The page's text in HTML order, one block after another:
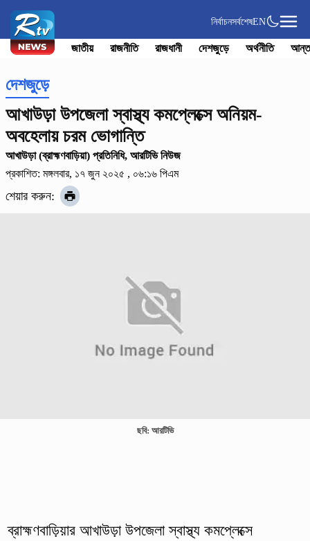
নির্বাচনসর্বশেষEN
জাতীয় রাজনীতি রাজধানী দেশজুড়ে অর্থনীতি
দেশজুড়ে
আখাউড়া উপজেলা স্বাস্থ্য কমপ্লেক্সে অনিয়ম-
অবহেলায় চরম ভোগান্তি
আখাউড়া (ব্রাহ্মণবাড়িয়া) প্রতিনিধি, আরটিভি নিউজ
প্রকাশিত: মঙ্গলবার, ১৭ জুন ২০২৫ , ০৬:১৬ পিএম
শেয়ার করুন:
ছবি: আরটিভি
ব্রাহ্মণবাড়িয়ার আখাউড়া উপজেলা স্বাস্থ্য কমপ্লেক্সে